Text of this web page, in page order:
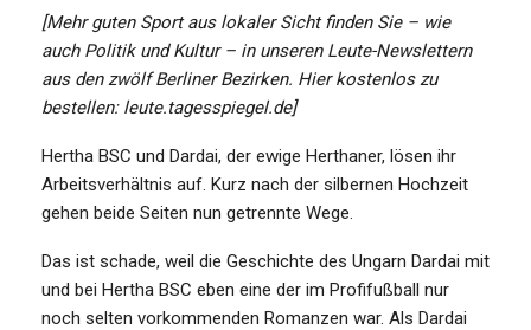
[Mehr guten Sport aus lokaler Sicht finden Sie – wie
auch Politik und Kultur – in unseren Leute-Newslettern
aus den zwölf Berliner Bezirken. Hier kostenlos zu
bestellen: leute.tagesspiegel.de]
Hertha BSC und Dardai, der ewige Herthaner, lösen ihr
Arbeitsverhältnis auf. Kurz nach der silbernen Hochzeit
gehen beide Seiten nun getrennte Wege.
Das ist schade, weil die Geschichte des Ungarn Dardai mit
und bei Hertha BSC eben eine der im Profifußball nur
noch selten vorkommenden Romanzen war. Als Dardai